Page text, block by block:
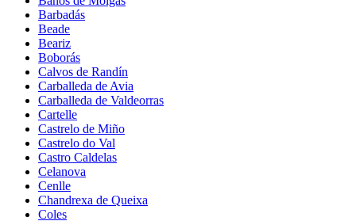
Barbadás
Beade
Beariz
Boborás
Calvos de Randín
Carballeda de Avia
Carballeda de Valdeorras
Cartelle
Castrelo de Miño
Castrelo do Val
Castro Caldelas
Celanova
Cenlle
Chandrexa de Queixa
Coles